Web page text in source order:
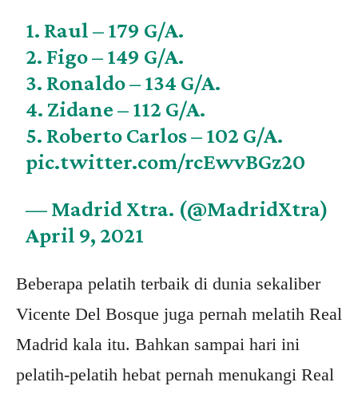
1. Raul – 179 G/A.
2. Figo – 149 G/A.
3. Ronaldo – 134 G/A.
4. Zidane – 112 G/A.
5. Roberto Carlos – 102 G/A.
pic.twitter.com/rcEwvBGz20
— Madrid Xtra. (@MadridXtra)
April 9, 2021
Beberapa pelatih terbaik di dunia sekaliber
Vicente Del Bosque juga pernah melatih Real
Madrid kala itu. Bahkan sampai hari ini
pelatih-pelatih hebat pernah menukangi Real